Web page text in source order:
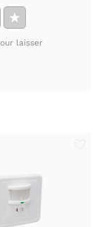
★
laisser